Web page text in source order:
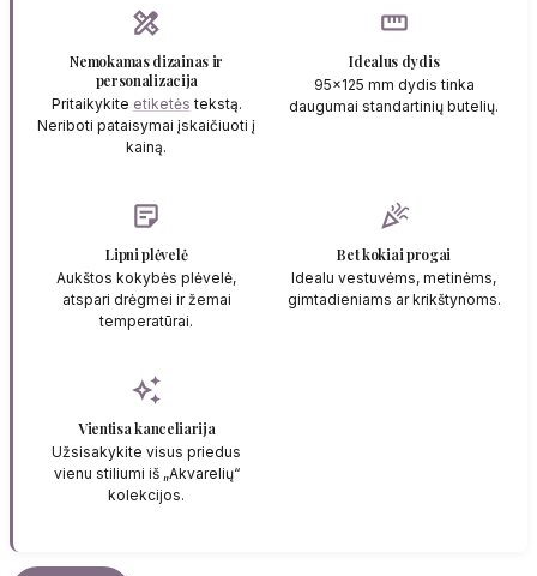
design_services
Nemokamas dizainas ir
personalizacija
Pritaikykite etiketės tekstą.
Neriboti pataisymai įskaičiuoti į
kainą.
straighten
Idealus dydis
95x125 mm dydis tinka
daugumai standartinių butelių.
sticky_note_2
Lipni plėvelė
Aukštos kokybės plėvelė,
atspari drėgmei ir žemai
temperatūrai.
celebration
Bet kokiai progai
Idealu vestuvėms, metinėms,
gimtadieniams ar krikštynoms.
auto_awesome
Vientisa kanceliarija
Užsisakykite visus priedus
vienu stiliumi iš „Akvarelių“
kolekcijos.